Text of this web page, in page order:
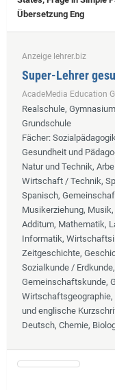
Übersetzung Eng
Anzeige lehrer.biz
Super-Lehrer
AcadeMedia Education
Realschule,
Grundschule
Fächer:
Gesundheit und
Natur und Technik,
Wirtschaft / Technik,
Spanisch,
Musikerziehung,
Additum, Mathematik,
Informatik,
Zeitgeschichte,
Sozialkunde /
Gemeinschaftskunde,
und englische
Deutsch, Chemie,